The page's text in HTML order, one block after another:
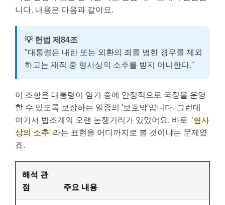
니다. 내용은 다음과 같아요.
💡 헌법 제84조
"대통령은 내란 또는 외환의 죄를 범한 경우를 제외
하고는 재직 중 형사상의 소추를 받지 아니한다."
이 조항은 대통령이 임기 중에 안정적으로 국정을 운영
할 수 있도록 보장하는 일종의 '보호막'입니다. 그런데
여기서 법조계의 오랜 논쟁거리가 있었어요. 바로 '형사
상의 소추' 라는 표현을 어디까지로 볼 것이냐는 문제였
죠.
해석 관
점
주요 내용